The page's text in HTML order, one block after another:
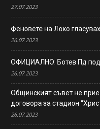
27.07.2023
Феновете на Локо
26.07.2023
ОФИЦИАЛНО: Ботев Пд
26.07.2023
Общинският съвет не
договора за стадион
26.07.2023